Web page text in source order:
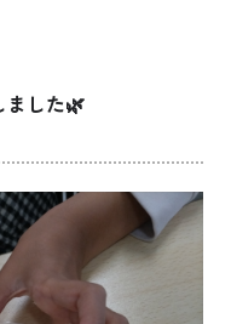
ました🌿